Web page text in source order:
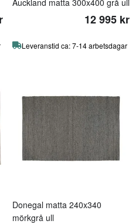
Auckland matta 300x400 grå ull
12 995 kr
Leveranstid ca: 7-14 arbetsdagar
Donegal matta 240x340
mörkgrå ull